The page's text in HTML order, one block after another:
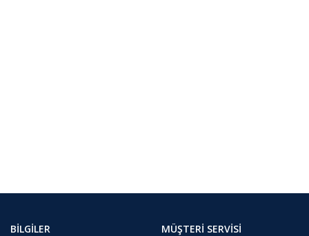
BILGILER
MÜŞTERI SERVISI